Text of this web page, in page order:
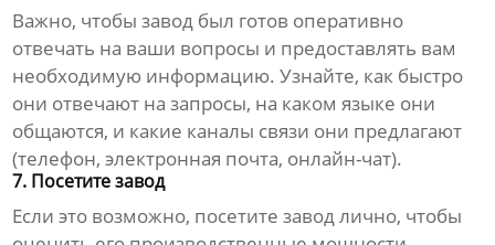
Важно, чтобы завод был готов оперативно
отвечать на ваши вопросы и предоставлять вам
необходимую информацию. Узнайте, как быстро
они отвечают на запросы, на каком языке они
общаются, и какие каналы связи они предлагают
(телефон, электронная почта, онлайн-чат).
7. Посетите завод
Если это возможно, посетите завод лично, чтобы